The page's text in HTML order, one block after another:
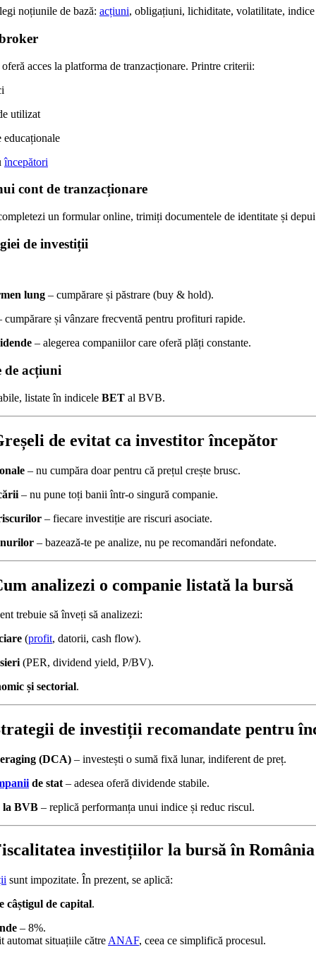
noțiunile de bază: acțiuni, obligațiuni, lichiditate, volatilitate, indice
acces la platforma de tranzacționare. Printre criterii:
utilizat
educaționale
începători
cont de tranzacționare
un formular online, trimiți documentele de identitate și
de investiții
lung – cumpărare și păstrare (buy & hold).
cumpărare și vânzare frecventă pentru profituri rapide.
– alegerea companiilor care oferă plăți constante.
de acțiuni
listate în indicele BET al BVB.
de evitat ca investitor începător
– nu cumpăra doar pentru că prețul crește brusc.
– nu pune toți banii într-o singură companie.
– fiecare investiție are riscuri asociate.
– bazează-te pe analize, nu pe recomandări nefondate.
analizezi o companie listată la bursă
trebuie să înveți să analizezi:
(profit, datorii, cash flow).
(PER, dividend yield, P/BV).
și sectorial.
de investiții recomandate pentru
(DCA) – investești o sumă fixă lunar, indiferent de preț.
de stat – adesea oferă dividende stabile.
la BVB – replică performanța unui indice și reduc riscul.
investițiilor la bursă în România
sunt impozitate. În prezent, se aplică:
câștigul de capital.
– 8%.
automat situațiile către ANAF, ceea ce simplifică procesul.